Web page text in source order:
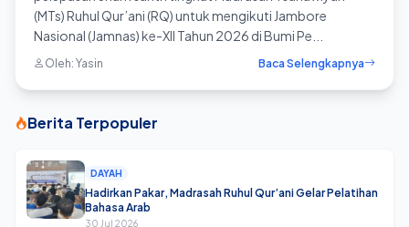
(MTs) Ruhul Qur’ani (RQ) untuk mengikuti Jambore
Nasional (Jamnas) ke-XII Tahun 2026 di Bumi Pe...
Oleh: Yasin Baca Selengkapnya
Berita Terpopuler
DAYAH
Hadirkan Pakar, Madrasah Ruhul Qur’ani Gelar Pelatihan
Bahasa Arab
30 Jul 2026